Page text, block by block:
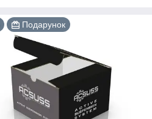
Подарунок